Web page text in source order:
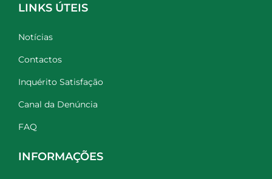
LINKS ÚTEIS
Notícias
Contactos
Inquérito Satisfação
Canal da Denúncia
FAQ
INFORMAÇÕES